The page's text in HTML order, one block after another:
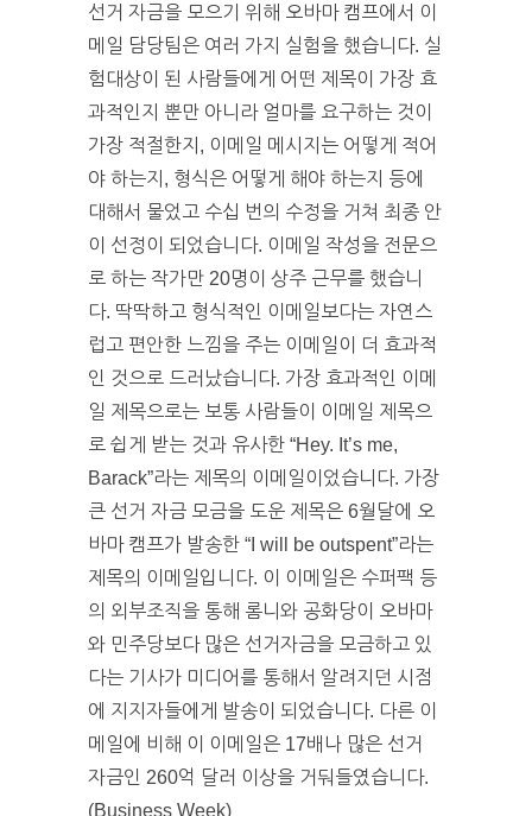
선거 자금을 모으기 위해 오바마 캠프에서 이
메일 담당팀은 여러 가지 실험을 했습니다. 실
험대상이 된 사람들에게 어떤 제목이 가장 효
과적인지 뿐만 아니라 얼마를 요구하는 것이
가장 적절한지, 이메일 메시지는 어떻게 적어
야 하는지, 형식은 어떻게 해야 하는지 등에
대해서 물었고 수십 번의 수정을 거쳐 최종 안
이 선정이 되었습니다. 이메일 작성을 전문으
로 하는 작가만 20명이 상주 근무를 했습니
다. 딱딱하고 형식적인 이메일보다는 자연스
럽고 편안한 느낌을 주는 이메일이 더 효과적
인 것으로 드러났습니다. 가장 효과적인 이메
일 제목으로는 보통 사람들이 이메일 제목으
로 쉽게 받는 것과 유사한 “Hey. It’s me,
Barack”라는 제목의 이메일이었습니다. 가장
큰 선거 자금 모금을 도운 제목은 6월달에 오
바마 캠프가 발송한 “I will be outspent”라는
제목의 이메일입니다. 이 이메일은 수퍼팩 등
의 외부조직을 통해 롬니와 공화당이 오바마
와 민주당보다 많은 선거자금을 모금하고 있
다는 기사가 미디어를 통해서 알려지던 시점
에 지지자들에게 발송이 되었습니다. 다른 이
메일에 비해 이 이메일은 17배나 많은 선거
자금인 260억 달러 이상을 거둬들였습니다.
(Business Week)